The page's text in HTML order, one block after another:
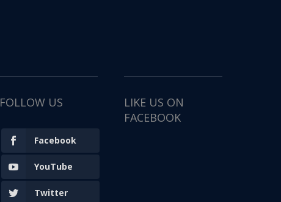
FOLLOW US
Facebook
YouTube
Twitter
LIKE US ON
FACEBOOK